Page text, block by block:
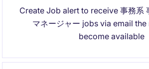
Create Job alert to receive 事務系
マネージャー jobs via email
become available